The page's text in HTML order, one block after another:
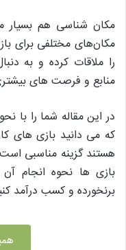
مکان شناسی هم بسیار
مکان‌های مختلفی برای
را ملاقات کرده و به
منابع و فرصت های
در این مقاله شما را با
که می دانید بازی های
هستند گزینه مناسبی
بازی ها نحوه انجام
برنخورده و کسب درآمد